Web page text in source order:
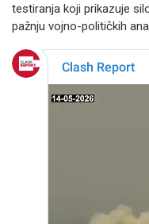
testiranja koji prikazuje
pažnju vojno-političkih